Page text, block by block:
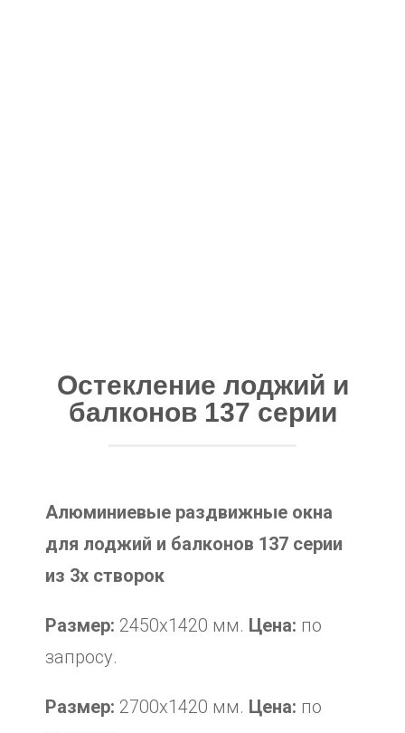
Остекление лоджий и
балконов 137 серии
Алюминиевые раздвижные окна
для лоджий и балконов 137 серии
из 3х створок
Размер: 2450х1420 мм. Цена: по
запросу.
Размер: 2700х1420 мм. Цена: по